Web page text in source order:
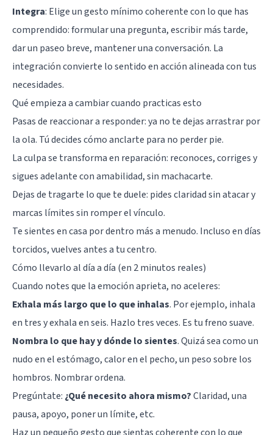
Integra: Elige un gesto mínimo coherente con lo que has
comprendido: formular una pregunta, escribir más tarde,
dar un paseo breve, mantener una conversación. La
integración convierte lo sentido en acción alineada con tus
necesidades.
Qué empieza a cambiar cuando practicas esto
Pasas de reaccionar a responder: ya no te dejas arrastrar por
la ola. Tú decides cómo anclarte para no perder pie.
La culpa se transforma en reparación: reconoces, corriges y
sigues adelante con amabilidad, sin machacarte.
Dejas de tragarte lo que te duele: pides claridad sin atacar y
marcas límites sin romper el vínculo.
Te sientes en casa por dentro más a menudo. Incluso en días
torcidos, vuelves antes a tu centro.
Cómo llevarlo al día a día (en 2 minutos reales)
Cuando notes que la emoción aprieta, no aceleres:
Exhala más largo que lo que inhalas. Por ejemplo, inhala
en tres y exhala en seis. Hazlo tres veces. Es tu freno suave.
Nombra lo que hay y dónde lo sientes. Quizá sea como un
nudo en el estómago, calor en el pecho, un peso sobre los
hombros. Nombrar ordena.
Pregúntate: ¿Qué necesito ahora mismo?Claridad, una
pausa, apoyo, poner un límite, etc.